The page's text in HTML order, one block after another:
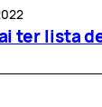
ter lista